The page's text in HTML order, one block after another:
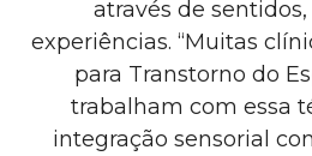
através de sentidos,
experiências. “Muitas
para Transtorno do
trabalham com essa
integração sensorial